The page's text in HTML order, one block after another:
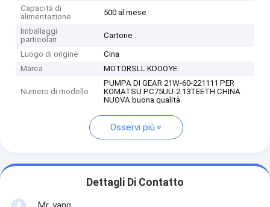
Capacità di
alimentazione
500 al mese
Imballaggi
particolari
Cartone
Luogo di origine
Cina
Marca
MOTORSLL KDOOYE
Numero di modello
PUMPA DI GEAR 21W-60-221111 PER
KOMATSU PC75UU-2 13TEETH CHINA
NUOVA buona qualità
Osservi più
Dettagli Di Contatto